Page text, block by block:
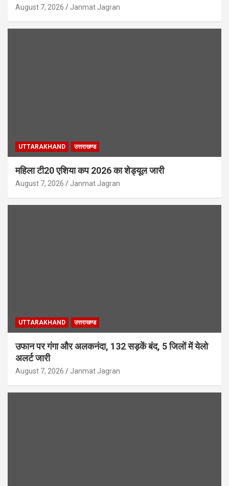
August 7, 2026 Janmat Jagran
UTTARAKHAND उत्तराखण्ड
महिला टी20 एशिया कप 2026 का शेड्यूल जारी
August 7, 2026 Janmat Jagran
UTTARAKHAND उत्तराखण्ड
उफान पर गंगा और अलकनंदा, 132 सड़कें बंद, 5 जिलों में येलो
अलर्ट जारी
August 7, 2026 Janmat Jagran